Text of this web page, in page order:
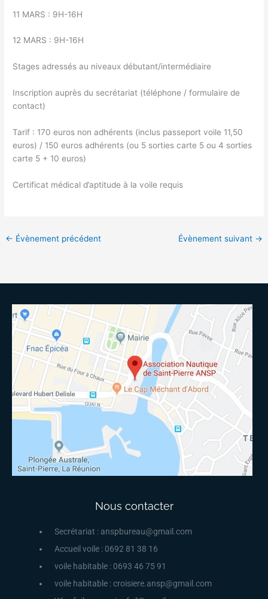
11 MARS : 9H-16H
12 MARS : 9H-16H
Stages adressés au niveaux débutant/intermédiaire
Inscription auprès du secrétariat (téléphone / formulaire de
contact)
Tarif : 170 euros non adhérents (inclus passeport voile 11,50
euros) / 150 euros adhérents (ou 5 sorties carte 5 ou 4 sorties
carte 5 + 10 euros)
Certificat médical d’aptitude à la voile requis
← Évènement précédent Évènement suivant →
Nous contacter
Secrétariat : anspbureau@gmail.com
Accueil voile : 0692 81 38 16
voile habitable : 0693 46 75 91
voile habitable : croisiere.ansp@gmail.com